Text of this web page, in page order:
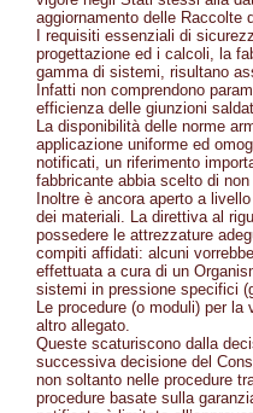
aggiornamento delle Raccolte
I requisiti essenziali di
progettazione ed i calcoli, la
gamma di sistemi, risultano
Infatti non comprendono
efficienza delle giunzioni
La disponibilità delle norme
applicazione uniforme ed
notificati, un riferimento
fabbricante abbia scelto di
Inoltre è ancora aperto a
dei materiali. La direttiva al
possedere le attrezzature
compiti affidati: alcuni
effettuata a cura di un
sistemi in pressione specifici
Le procedure (o moduli) per
altro allegato.
Queste scaturiscono dalla
successiva decisione del
non soltanto nelle procedure
procedure basate sulla